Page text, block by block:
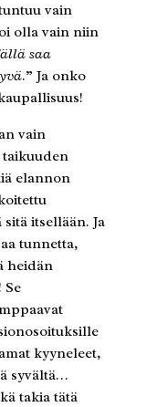
vain
olla vain niin
saa
.” Ja onko
vain
taikuuden
elannon
itsellään. Ja
tunnetta,
heidän
kyyneleet,
syvältä…
takia tätä